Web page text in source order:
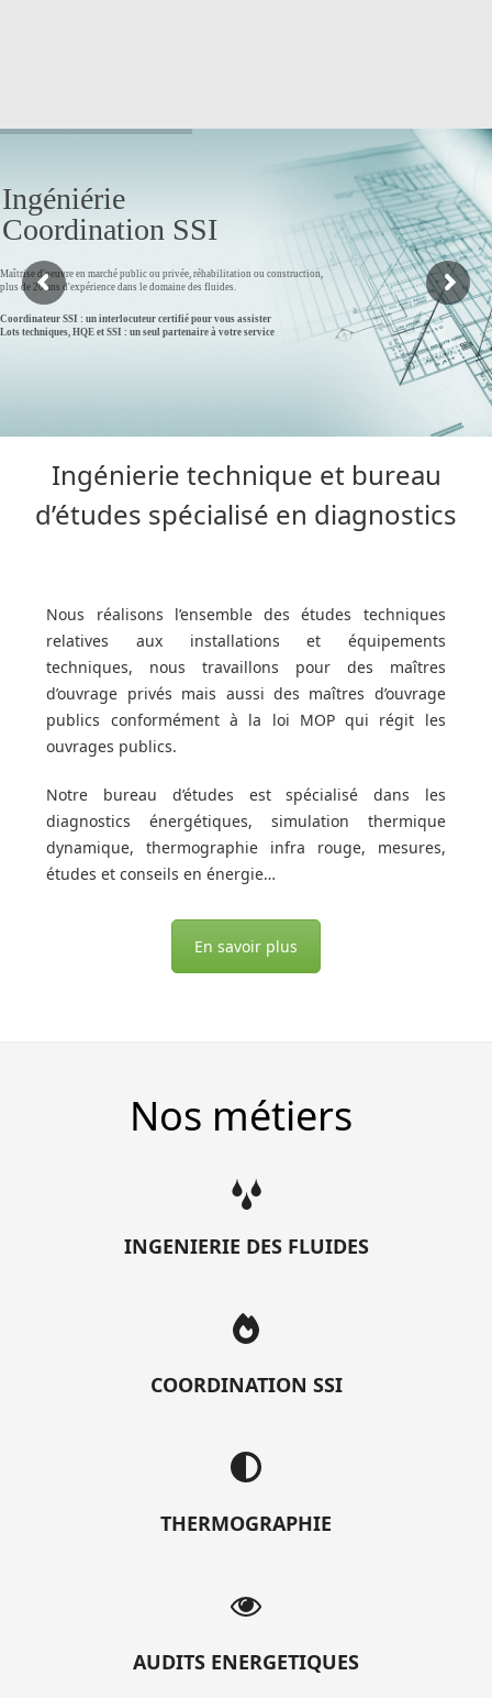
Ingéniérie
Coordination SSI
Maîtrise d'oeuvre en marché public ou privée, réhabilitation ou construction,
plus de 20 ans d'expérience dans le domaine des fluides.
Coordinateur SSI : un interlocuteur certifié pour vous assister
Lots techniques, HQE et SSI : un seul partenaire à votre service
Ingénierie technique et bureau
d’études spécialisé en diagnostics
Nous réalisons l’ensemble des études techniques
relatives aux installations et équipements
techniques, nous travaillons pour des maîtres
d’ouvrage privés mais aussi des maîtres d’ouvrage
publics conformément à la loi MOP qui régit les
ouvrages publics.
Notre bureau d’études est spécialisé dans les
diagnostics énergétiques, simulation thermique
dynamique, thermographie infra rouge, mesures,
études et conseils en énergie…
En savoir plus
Nos métiers
INGENIERIE DES FLUIDES
COORDINATION SSI
THERMOGRAPHIE
AUDITS ENERGETIQUES